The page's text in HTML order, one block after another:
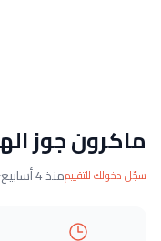
ماكرون جوز
سجّل دخولك للتقييممنذ 4 أسابيع